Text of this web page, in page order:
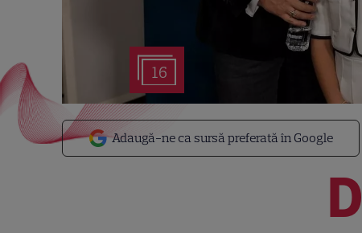
16
Adaugă-ne ca sursă preferată în Google
D